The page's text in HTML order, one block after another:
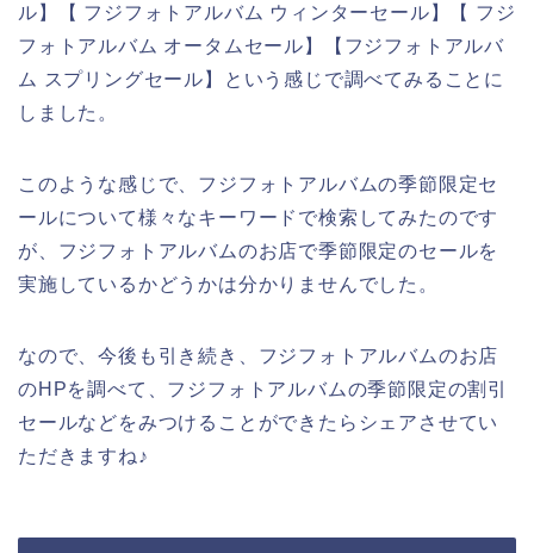
ル】【 フジフォトアルバム ウィンターセール】【 フジ
フォトアルバム オータムセール】【フジフォトアルバ
ム スプリングセール】という感じで調べてみることに
しました。
このような感じで、フジフォトアルバムの季節限定セ
ールについて様々なキーワードで検索してみたのです
が、フジフォトアルバムのお店で季節限定のセールを
実施しているかどうかは分かりませんでした。
なので、今後も引き続き、フジフォトアルバムのお店
のHPを調べて、フジフォトアルバムの季節限定の割引
セールなどをみつけることができたらシェアさせてい
ただきますね♪